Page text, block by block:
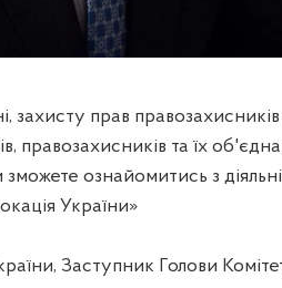
захисту прав
правозахисників та їх
ознайомитись з
України»
Заступник Голови